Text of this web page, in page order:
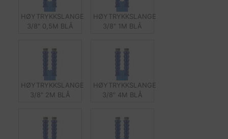
HØYTRYKKSLANGE
3/8" 0,5M BLÅ
HØYTRYKKSLANGE
3/8" 1M BLÅ
HØYTRYKKSLANGE
3/8" 2M BLÅ
HØYTRYKKSLANGE
3/8" 4M BLÅ